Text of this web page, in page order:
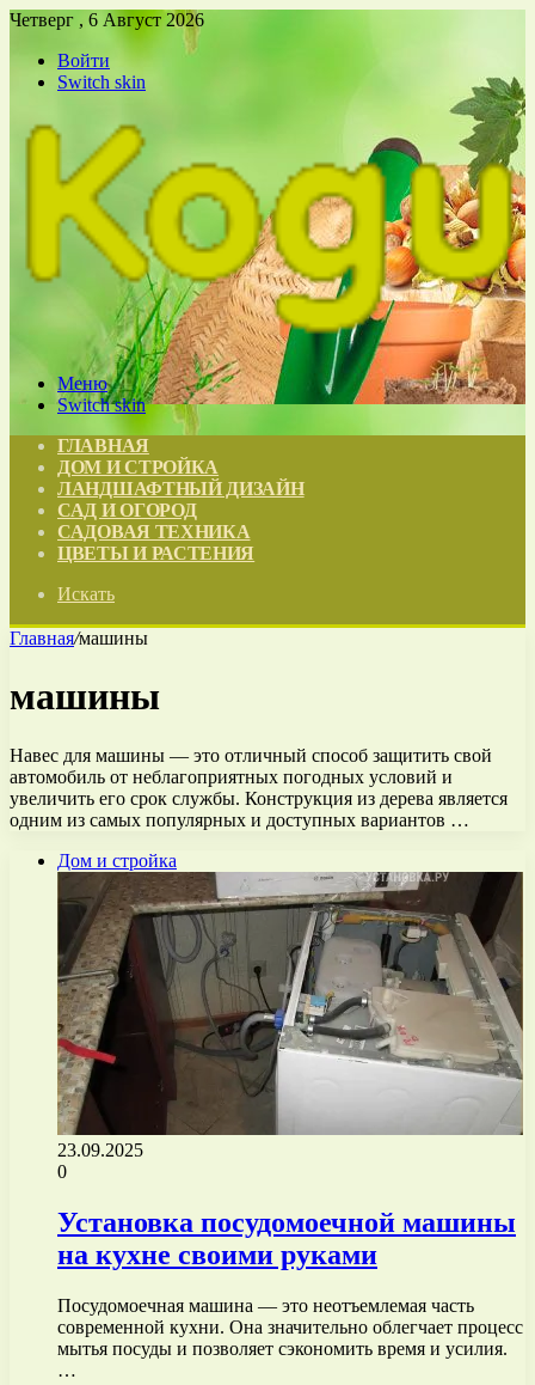
Четверг , 6 Август 2026
Войти
Switch skin
Меню
Switch skin
ГЛАВНАЯ
ДОМ И СТРОЙКА
ЛАНДШАФТНЫЙ ДИЗАЙН
САД И ОГОРОД
САДОВАЯ ТЕХНИКА
ЦВЕТЫ И РАСТЕНИЯ
Искать
Главная/машины
машины
Навес для машины — это отличный способ защитить свой
автомобиль от неблагоприятных погодных условий и
увеличить его срок службы. Конструкция из дерева является
одним из самых популярных и доступных вариантов …
Дом и стройка
23.09.2025
0
Установка посудомоечной машины
на кухне своими руками
Посудомоечная машина — это неотъемлемая часть
современной кухни. Она значительно облегчает процесс
мытья посуды и позволяет сэкономить время и усилия.
…